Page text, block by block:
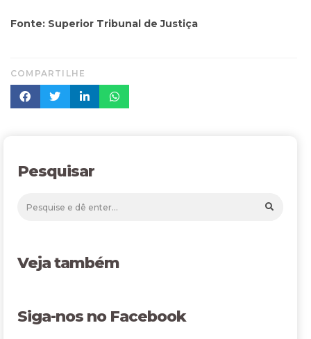
Fonte: Superior Tribunal de Justiça
COMPARTILHE
Pesquisar
Veja também
Siga-nos no Facebook